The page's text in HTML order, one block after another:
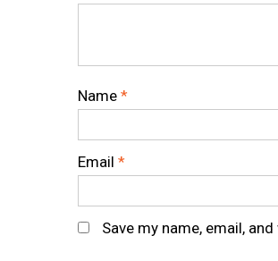
Name *
Email *
Save my name, email,